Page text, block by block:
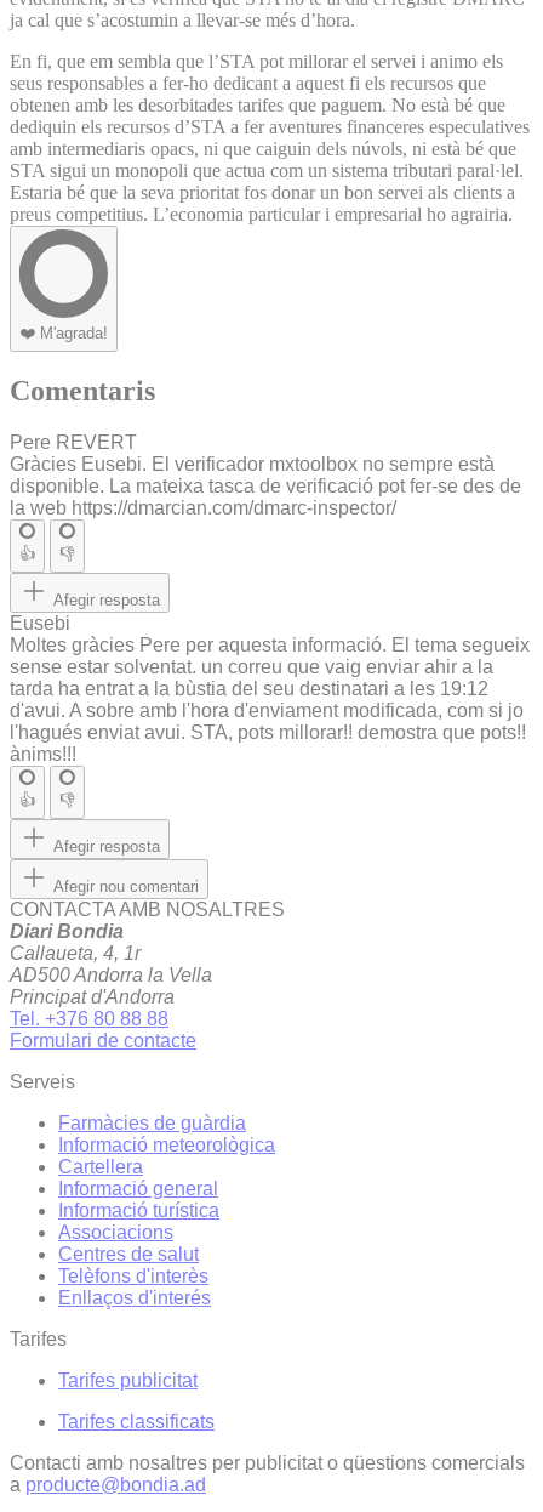
ja cal que s’acostumin a llevar-se més d’hora.
En fi, que em sembla que l’STA pot millorar el servei i animo els
seus responsables a fer-ho dedicant a aquest fi els recursos que
obtenen amb les desorbitades tarifes que paguem. No està bé que
dediquin els recursos d’STA a fer aventures financeres especulatives
amb intermediaris opacs, ni que caiguin dels núvols, ni està bé que
STA sigui un monopoli que actua com un sistema tributari paral·lel.
Estaria bé que la seva prioritat fos donar un bon servei als clients a
preus competitius. L’economia particular i empresarial ho agrairia.
❤️ M'agrada!
Comentaris
Pere REVERT
Gràcies Eusebi. El verificador mxtoolbox no sempre està
disponible. La mateixa tasca de verificació pot fer-se des de
la web https://dmarcian.com/dmarc-inspector/
👍 👎
Afegir resposta
Eusebi
Moltes gràcies Pere per aquesta informació. El tema segueix
sense estar solventat. un correu que vaig enviar ahir a la
tarda ha entrat a la bùstia del seu destinatari a les 19:12
d'avui. A sobre amb l'hora d'enviament modificada, com si jo
l'hagués enviat avui. STA, pots millorar!! demostra que pots!!
ànims!!!
👍 👎
Afegir resposta
Afegir nou comentari
CONTACTA AMB NOSALTRES
Diari Bondia
Callaueta, 4, 1r
AD500 Andorra la Vella
Principat d'Andorra
Tel. +376 80 88 88
Formulari de contacte
Serveis
Farmàcies de guàrdia
Informació meteorològica
Cartellera
Informació general
Informació turística
Associacions
Centres de salut
Telèfons d'interès
Enllaços d'interés
Tarifes
Tarifes publicitat
Tarifes classificats
Contacti amb nosaltres per publicitat o qüestions comercials
a producte@bondia.ad